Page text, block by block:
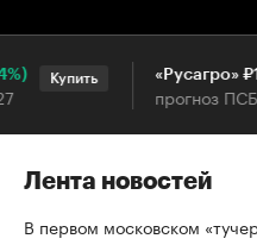
Купить «Русагро» ₽120
прогноз ПСБ к
Лента новостей
В первом московском